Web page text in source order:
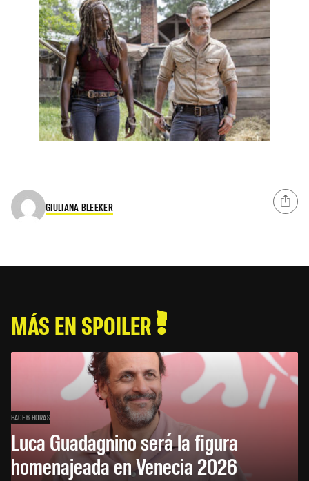
GIULIANA BLEEKER
MÁS EN SPOILER
HACE 6 HORAS
Luca Guadagnino será la figura
homenajeada en Venecia 2026